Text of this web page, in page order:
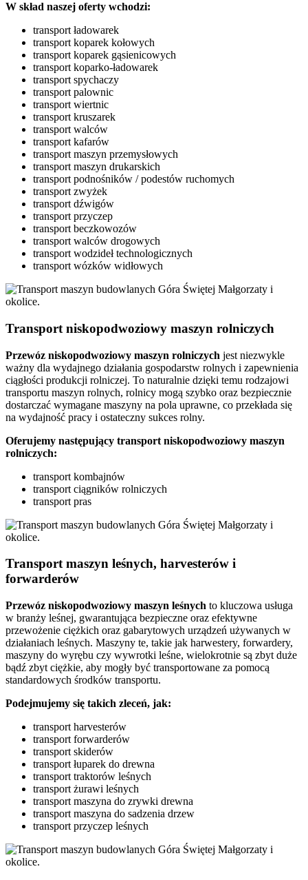
W skład naszej oferty wchodzi:
transport ładowarek
transport koparek kołowych
transport koparek gąsienicowych
transport koparko-ładowarek
transport spychaczy
transport palownic
transport wiertnic
transport kruszarek
transport walców
transport kafarów
transport maszyn przemysłowych
transport maszyn drukarskich
transport podnośników / podestów ruchomych
transport zwyżek
transport dźwigów
transport przyczep
transport beczkowozów
transport walców drogowych
transport wodzideł technologicznych
transport wózków widłowych
Transport niskopodwoziowy maszyn rolniczych
Przewóz niskopodwoziowy maszyn rolniczych jest niezwykle
ważny dla wydajnego działania gospodarstw rolnych i zapewnienia
ciągłości produkcji rolniczej. To naturalnie dzięki temu rodzajowi
transportu maszyn rolnych, rolnicy mogą szybko oraz bezpiecznie
dostarczać wymagane maszyny na pola uprawne, co przekłada się
na wydajność pracy i ostateczny sukces rolny.
Oferujemy następujący transport niskopodwoziowy maszyn
rolniczych:
transport kombajnów
transport ciągników rolniczych
transport pras
Transport maszyn leśnych, harvesterów i
forwarderów
Przewóz niskopodwoziowy maszyn leśnych to kluczowa usługa
w branży leśnej, gwarantująca bezpieczne oraz efektywne
przewożenie ciężkich oraz gabarytowych urządzeń używanych w
działaniach leśnych. Maszyny te, takie jak harwestery, forwardery,
maszyny do wyrębu czy wywrotki leśne, wielokrotnie są zbyt duże
bądź zbyt ciężkie, aby mogły być transportowane za pomocą
standardowych środków transportu.
Podejmujemy się takich zleceń, jak:
transport harvesterów
transport forwarderów
transport skiderów
transport łuparek do drewna
transport traktorów leśnych
transport żurawi leśnych
transport maszyna do zrywki drewna
transport maszyna do sadzenia drzew
transport przyczep leśnych